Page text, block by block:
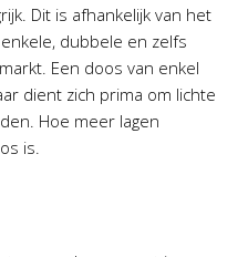
Dit is afhankelijk van het
dubbele en zelfs
Een doos van enkel
dient zich prima om lichte
Hoe meer lagen
is.